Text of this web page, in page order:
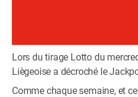
Lors du tirage Lotto du
Liègeoise a décroché le
Comme chaque semaine, et